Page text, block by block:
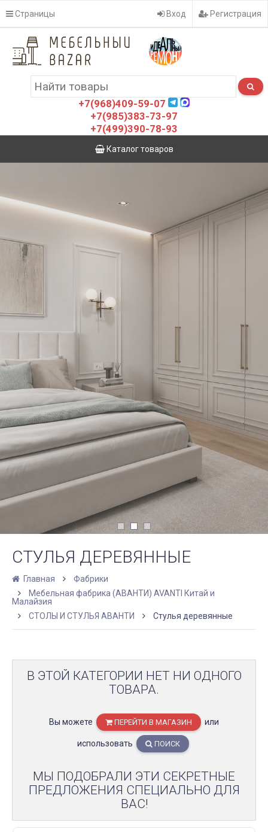
Страницы Вход Регистрация
+7(968)409-59-07
+7(985)383-73-97
+7(499)390-78-93
Каталог товаров
СТУЛЬЯ ДЕРЕВЯННЫЕ
Главная
Фабрики
Мебельная фабрика (АВАНТИ) AVANTI Китай и
Малайзия
СТОЛЫ И СТУЛЬЯ АВАНТИ
Стулья деревянные
В ЭТОЙ КАТЕГОРИИ НЕТ НИ ОДНОГО
ТОВАРА.
Вы можете ПЕРЕЙТИ В МАГАЗИН или
использовать ПОИСК
МЫ ПОДОБРАЛИ ЭТИ СЕКРЕТНЫЕ
ПРЕДЛОЖЕНИЯ СПЕЦИАЛЬНО ДЛЯ
ВАС!